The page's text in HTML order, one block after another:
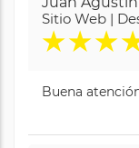
Sitio Web |
★★★
Buena